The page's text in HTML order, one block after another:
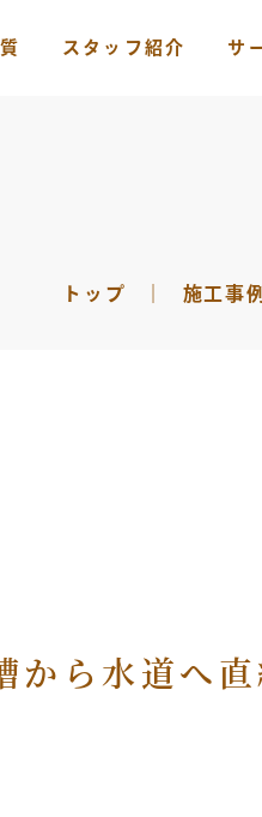
スタッフ紹介 サ
トップ 施工事
から水道へ